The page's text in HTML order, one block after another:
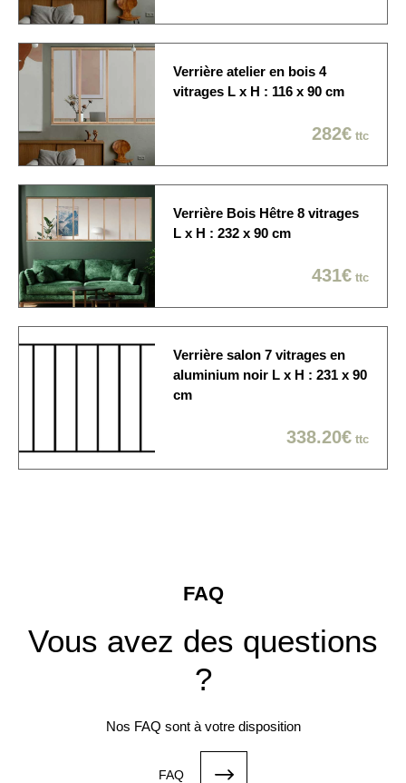
Délai de fabrication
généralement expédiée
sous 10 à 15 jours ouvrés
Modes de livraison
Economique / Choix du
jour
journée / créneau de 2
votre choix
Verrière atelier en bois 4
vitrages L x H : 116 x 90 cm
282€ ttc
Verrière Bois Hêtre 8 vitrages
L x H : 232 x 90 cm
431€ ttc
Verrière salon 7 vitrages en
aluminium noir L x H : 231 x 90
cm
338.20€ ttc
FAQ
Vous avez des questions
?
Nos FAQ sont à votre disposition
FAQ